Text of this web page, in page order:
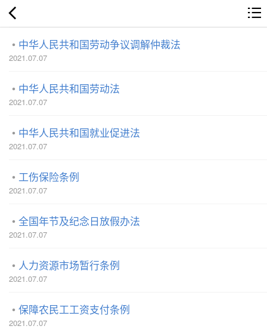
中华人民共和国劳动争议调解仲裁法
2021.07.07
中华人民共和国劳动法
2021.07.07
中华人民共和国就业促进法
2021.07.07
工伤保险条例
2021.07.07
全国年节及纪念日放假办法
2021.07.07
人力资源市场暂行条例
2021.07.07
保障农民工工资支付条例
2021.07.07